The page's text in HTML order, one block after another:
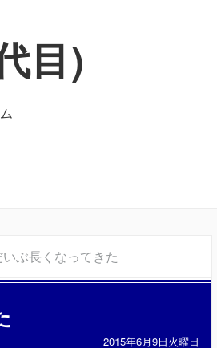
目)
ぶ長くなってきた
2015年6月9日火曜日